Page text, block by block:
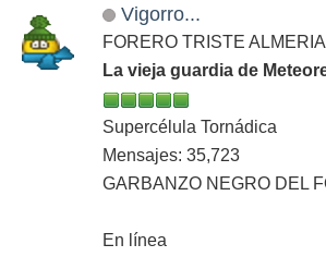
Vigorro...
FORERO TRISTE ALMERIA
La vieja guardia de
Supercélula Tornádica
Mensajes: 35,723
GARBANZO NEGRO DEL
En línea